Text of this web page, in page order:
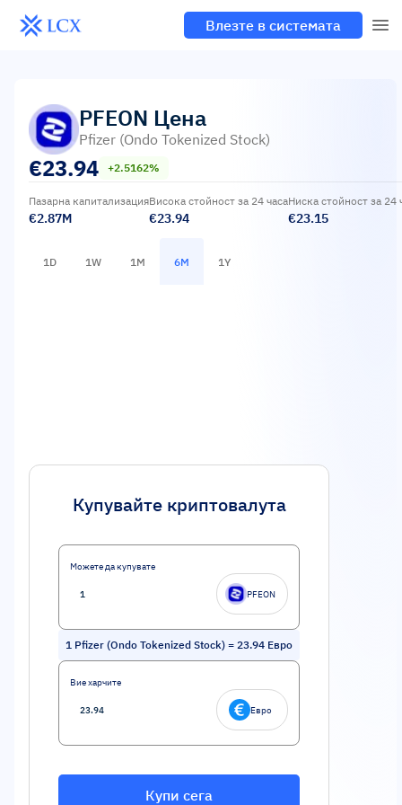
Влезте в системата
PFEON Цена
Pfizer (Ondo Tokenized Stock)
€23.94 +2.5162%
Пазарна капитализация
€2.87M
Висока стойност за 24 часа
€23.94
Ниска стойност за 24
€23.15
1D 1W 1M 6M 1Y
Купувайте криптовалута
Можете да купувате
PFEON
1 Pfizer (Ondo Tokenized Stock) = 23.94 Евро
Вие харчите
Евро
Купи сега